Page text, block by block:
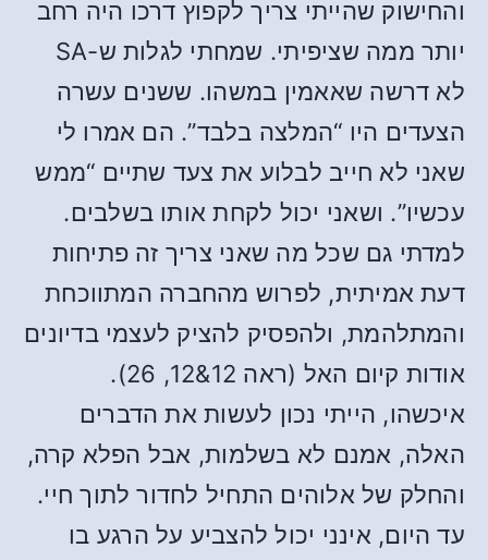
והחישוק שהייתי צריך לקפוץ דרכו היה רחב
יותר ממה שציפיתי. שמחתי לגלות ש-SA
לא דרשה שאאמין במשהו. ששנים עשרה
הצעדים היו “המלצה בלבד”. הם אמרו לי
שאני לא חייב לבלוע את צעד שתיים “ממש
עכשיו”. ושאני יכול לקחת אותו בשלבים.
למדתי גם שכל מה שאני צריך זה פתיחות
דעת אמיתית, לפרוש מהחברה המתווכחת
והמתלהמת, ולהפסיק להציק לעצמי בדיונים
אודות קיום האל (ראה 12&12, 26).
איכשהו, הייתי נכון לעשות את הדברים
האלה, אמנם לא בשלמות, אבל הפלא קרה,
והחלק של אלוהים התחיל לחדור לתוך חיי.
עד היום, אינני יכול להצביע על הרגע בו